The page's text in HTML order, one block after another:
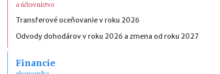
a účtovníctvo
Transferové oceňovanie v roku 2026
Odvody dohodárov v roku 2026 a zmena od roku 2027
Financie